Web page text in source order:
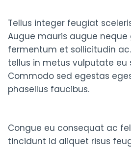
Tellus integer feugiat
Augue mauris augue neque
fermentum et sollicitudin
tellus in metus vulputate eu
Commodo sed egestas
phasellus faucibus.
Congue eu consequat ac
tincidunt id aliquet risus